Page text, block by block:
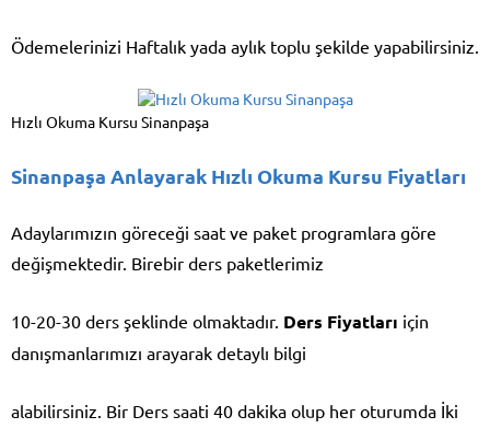
Ödemelerinizi Haftalık yada aylık toplu şekilde yapabilirsiniz.
Hızlı Okuma Kursu Sinanpaşa
Sinanpaşa Anlayarak Hızlı Okuma Kursu Fiyatları
Adaylarımızın göreceği saat ve paket programlara göre
değişmektedir. Birebir ders paketlerimiz
10-20-30 ders şeklinde olmaktadır. Ders Fiyatları için
danışmanlarımızı arayarak detaylı bilgi
alabilirsiniz. Bir Ders saati 40 dakika olup her oturumda İki